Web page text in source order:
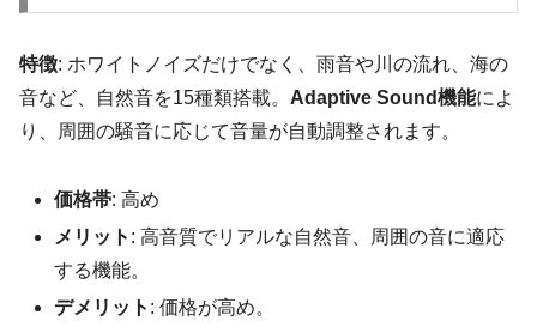
特徴: ホワイトノイズだけでなく、雨音や川の流れ、海の
音など、自然音を15種類搭載。 Adaptive Sound機能によ
り、周囲の騒音に応じて音量が自動調整されます。
価格帯: 高め
メリット : 高音質でリアルな自然音、周囲の音に適応
する機能。
デメリット : 価格が高め。